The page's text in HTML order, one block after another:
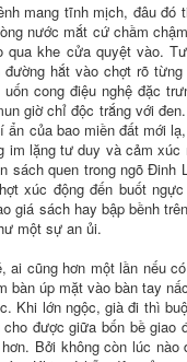
mang tĩnh mịch, đâu đó
nước mắt cứ chầm
qua khe cửa quyệt vào.
đường hắt vào chợt rõ
uốn cong điệu nghệ đặc
giờ chỉ độc trắng với
ẩn của bao miền đất mới
im lặng tư duy và cảm
sách quen trong ngõ
xúc động đến buốt
giá sách hay bập bềnh
một sự an ủi.
ai cũng hơn một lần nếu
bàn úp mặt vào bàn tay
Khi lớn ngộc, già đi thì
cho được giữa bốn bề giao
Bởi không còn lúc